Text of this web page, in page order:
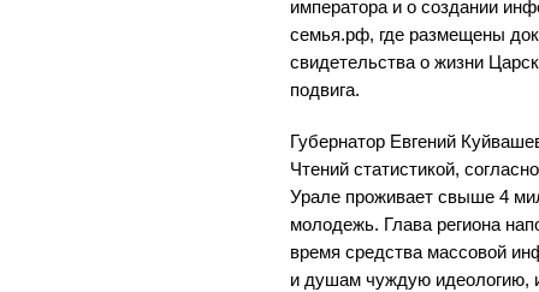
императора и о создании
семья.рф, где размещены
свидетельства о жизни
подвига.
Губернатор Евгений
Чтений статистикой,
Урале проживает свыше 4
молодежь. Глава региона
время средства массовой
и душам чуждую идеологию,